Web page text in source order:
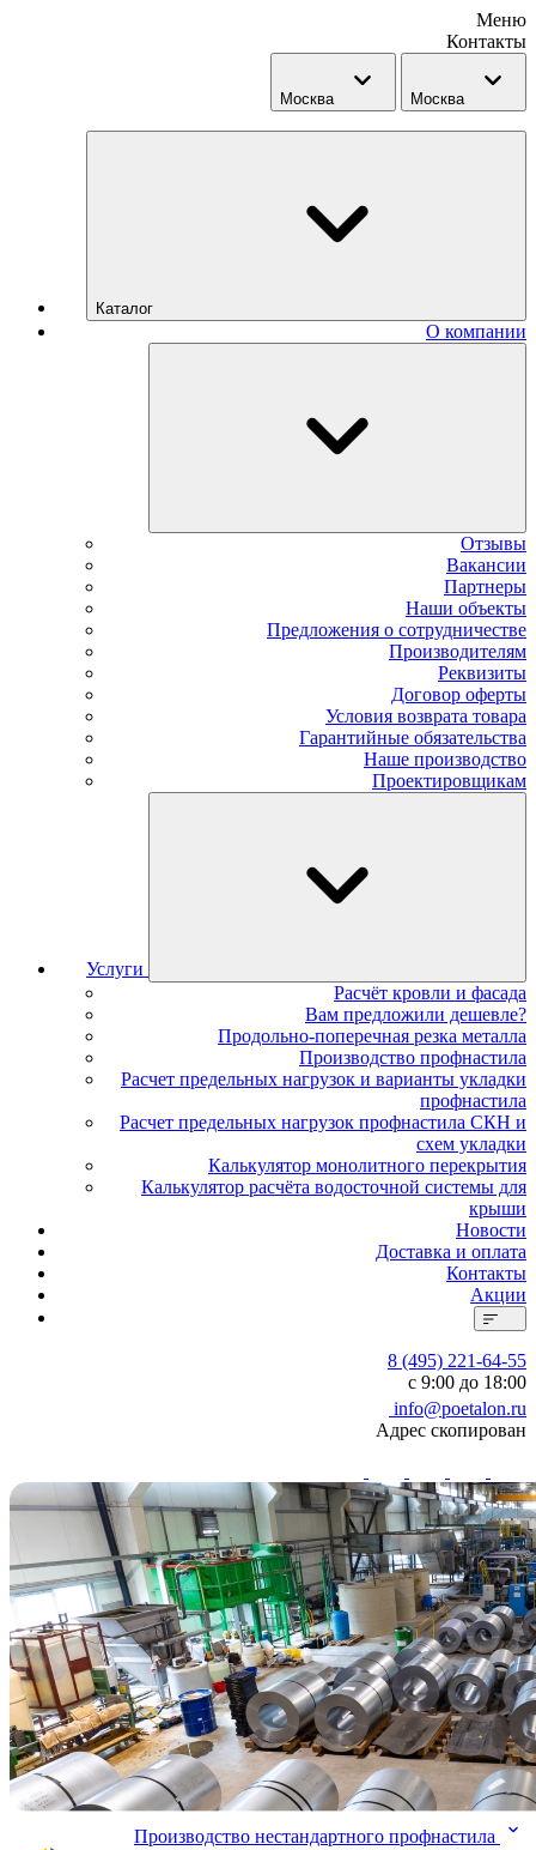
Меню
Контакты
Москва Москва
Каталог
О компании
Отзывы
Вакансии
Партнеры
Наши объекты
Предложения о сотрудничестве
Производителям
Реквизиты
Договор оферты
Условия возврата товара
Гарантийные обязательства
Наше производство
Проектировщикам
Услуги
Расчёт кровли и фасада
Вам предложили дешевле?
Продольно-поперечная резка металла
Производство профнастила
Расчет предельных нагрузок и варианты укладки
профнастила
Расчет предельных нагрузок профнастила СКН и
схем укладки
Калькулятор монолитного перекрытия
Калькулятор расчёта водосточной системы для
крыши
Новости
Доставка и оплата
Контакты
Акции
8 (495) 221-64-55
с 9:00 до 18:00
info@poetalon.ru
Адрес скопирован
Производство нестандартного профнастила